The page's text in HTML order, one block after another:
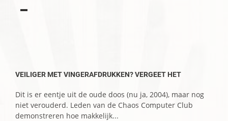
▬
VEILIGER MET VINGERAFDRUKKEN? VERGEET HET
Dit is er eentje uit de oude doos (nu ja, 2004), maar nog
niet verouderd. Leden van de Chaos Computer Club
demonstreren hoe makkelijk...